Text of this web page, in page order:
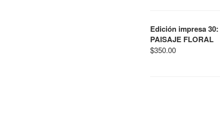
Edición impresa 30:
PAISAJE FLORAL
$350.00